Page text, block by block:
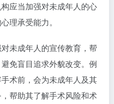
应当加强对未成年人的心
理承受能力。
未成年人的宣传教育，帮
免盲目追求外貌改变。例
术前，会为未成年人及其
帮助其了解手术风险和术